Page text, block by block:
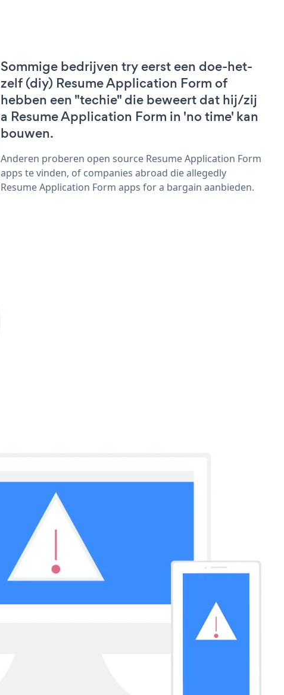
Sommige bedrijven try eerst een doe-het-
zelf (diy) Resume Application Form of
hebben een "techie" die beweert dat hij/zij
a Resume Application Form in 'no time' kan
bouwen.
Anderen proberen open source Resume Application Form
apps te vinden, of companies abroad die allegedly
Resume Application Form apps for a bargain aanbieden.